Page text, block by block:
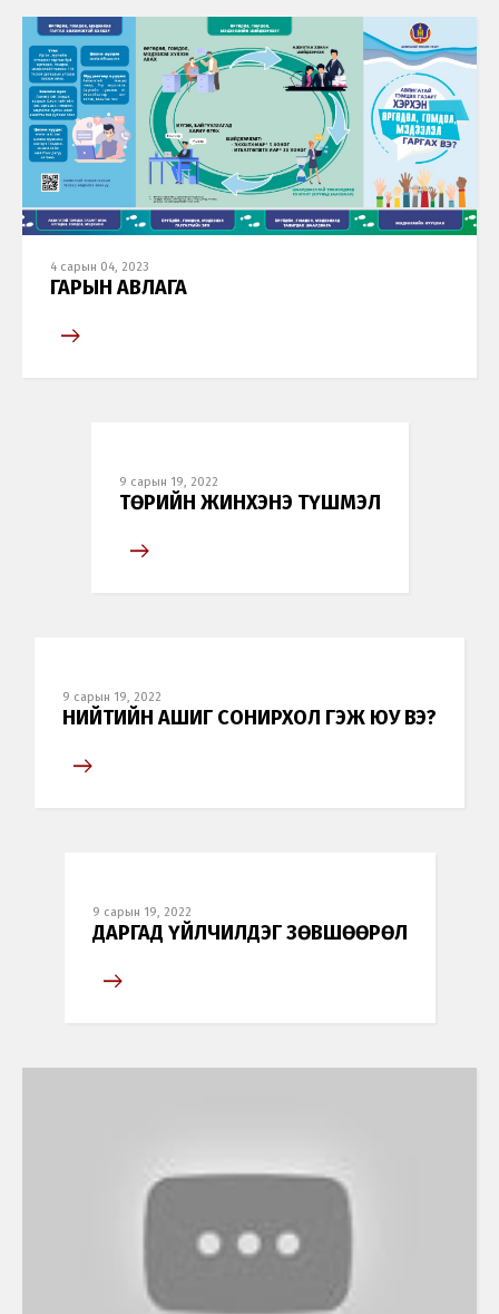
4 сарын 04, 2023
ГАРЫН АВЛАГА
9 сарын 19, 2022
ТӨРИЙН ЖИНХЭНЭ ТҮШМЭЛ
9 сарын 19, 2022
НИЙТИЙН АШИГ СОНИРХОЛ ГЭЖ ЮУ ВЭ?
9 сарын 19, 2022
ДАРГАД ҮЙЛЧИЛДЭГ ЗӨВШӨӨРӨЛ